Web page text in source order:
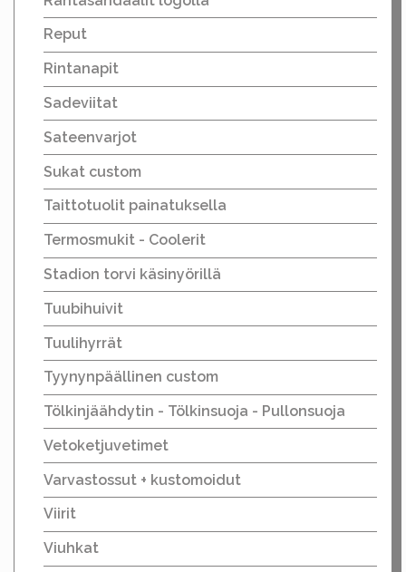
Reput
Rintanapit
Sadeviitat
Sateenvarjot
Sukat custom
Taittotuolit painatuksella
Termosmukit - Coolerit
Stadion torvi käsinyörillä
Tuubihuivit
Tuulihyrrät
Tyynynpäällinen custom
Tölkinjäähdytin - Tölkinsuoja - Pullonsuoja
Vetoketjuvetimet
Varvastossut + kustomoidut
Viirit
Viuhkat